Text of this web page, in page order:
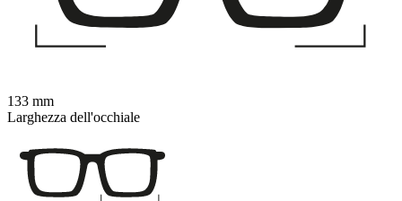
133 mm
Larghezza dell'occhiale